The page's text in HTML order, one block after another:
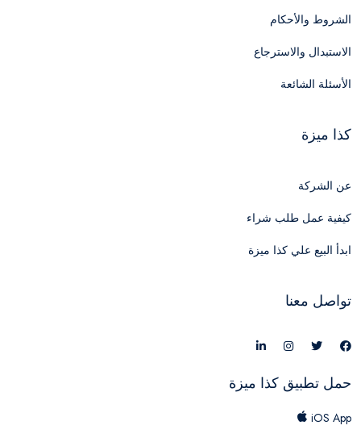
الشروط والأحكام
الاستبدال والاسترجاع
الأسئلة الشائعة
كذا ميزة
عن الشركة
كيفية عمل طلب شراء
ابدأ البيع علي كذا ميزة
تواصل معنا
حمل تطبيق كذا ميزة
iOS App